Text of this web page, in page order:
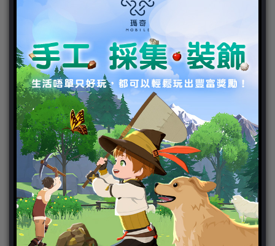
新聞分類
ChinaJoy 2018
Chinajoy2025
Cosplay 專區
TGS2019
VIPlayer
天堂2:革命 專區
天堂2:革命 攻略
天堂2:革命 新聞
好康活動
官方虛寶